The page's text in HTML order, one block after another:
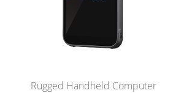
Rugged Handheld Computer